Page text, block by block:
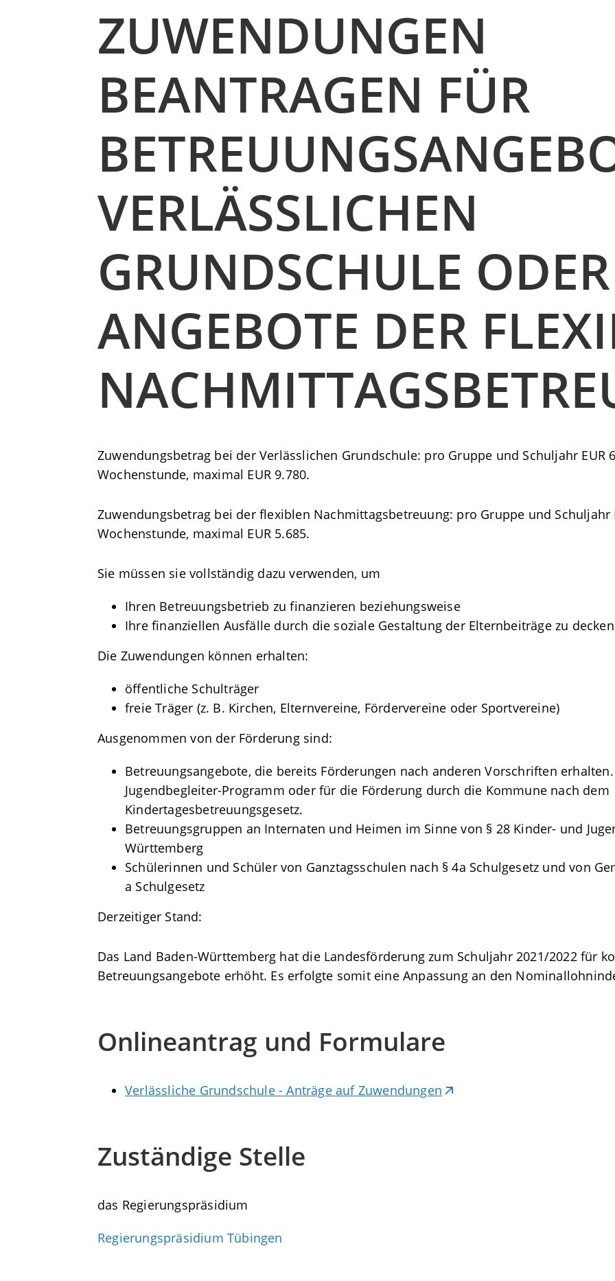
ZUWENDUNGEN
BEANTRAGEN FÜR
VERLÄSSLICHEN
GRUNDSCHULE ODER
ANGEBOTE DER
Zuwendungsbetrag bei der Verlässlichen Grundschule: pro Gruppe und Schuljahr EUR
Wochenstunde, maximal EUR 9.780.
Zuwendungsbetrag bei der flexiblen Nachmittagsbetreuung: pro Gruppe und Schuljahr
Wochenstunde, maximal EUR 5.685.
Sie müssen sie vollständig dazu verwenden, um
Ihren Betreuungsbetrieb zu finanzieren beziehungsweise
Ihre finanziellen Ausfälle durch die soziale Gestaltung der Elternbeiträge zu
Die Zuwendungen können erhalten:
öffentliche Schulträger
freie Träger (z. B. Kirchen, Elternvereine, Fördervereine oder Sportvereine)
Ausgenommen von der Förderung sind:
Betreuungsangebote, die bereits Förderungen nach anderen Vorschriften
Jugendbegleiter-Programm oder für die Förderung durch die Kommune nach dem
Kindertagesbetreuungsgesetz.
Betreuungsgruppen an Internaten und Heimen im Sinne von § 28 Kinder- und
Württemberg
Schülerinnen und Schüler von Ganztagsschulen nach § 4a Schulgesetz und von
a Schulgesetz
Derzeitiger Stand:
Das Land Baden-Württemberg hat die Landesförderung zum Schuljahr 2021/2022 für
Betreuungsangebote erhöht. Es erfolgte somit eine Anpassung an den
Onlineantrag und Formulare
Verlässliche Grundschule - Anträge auf Zuwendungen
Zuständige Stelle
das Regierungspräsidium
Regierungspräsidium Tübingen